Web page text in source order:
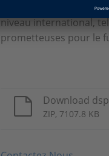
« Le fait que notre
niveau international,
prometteuses pour le
Download
ZIP, 7107.8 KB